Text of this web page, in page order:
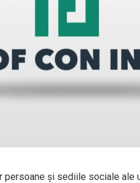
şi sediile sociale ale